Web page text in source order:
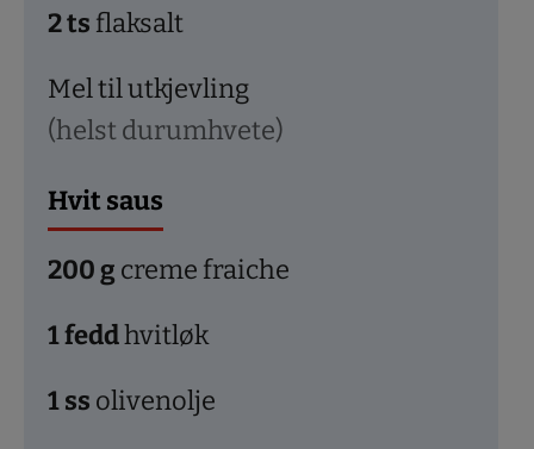
2ts flaksalt
Mel til utkjevling
(helst durumhvete)
Hvit saus
200g creme fraiche
1feddhvitløk
1ss olivenolje